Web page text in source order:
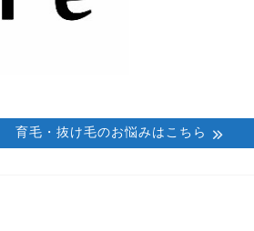
育毛・抜け毛のお悩みはこちら